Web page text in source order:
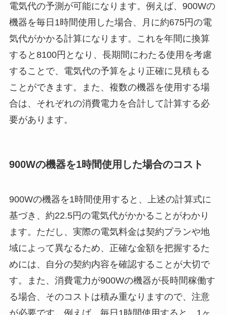
電気代の予測が可能になります。例えば、900Wの
機器を毎日1時間使用した場合、月に約675円の電
気代がかかる計算になります。これを年間に換算
すると8100円となり、長期間にわたる使用を考慮
することで、電気代の予算をより正確に見積もる
ことができます。また、複数の機器を使用する場
合は、それぞれの消費電力を合計して計算する必
要があります。
900Wの機器を1時間使用した場合のコスト
900Wの機器を1時間使用すると、上述の計算式に
基づき、約22.5円の電気代がかかることがわかり
ます。ただし、実際の電気料金は契約プランや地
域によって異なるため、正確な金額を把握するた
めには、自分の契約内容を確認することが大切で
す。また、消費電力が900Wの機器が長時間稼働す
る場合、そのコストは積み重なりますので、注意